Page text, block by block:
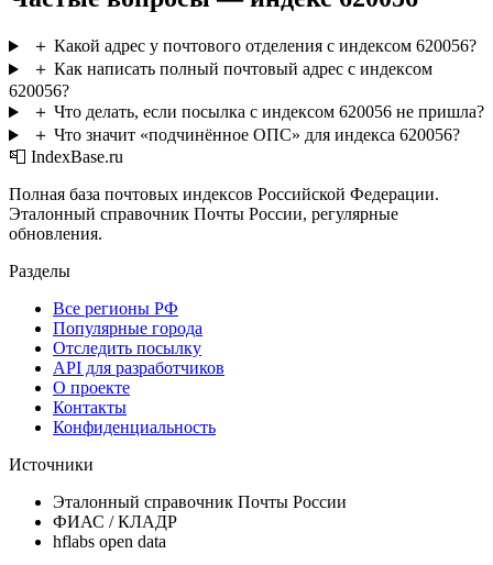
＋ Какой адрес у почтового отделения с индексом 620056?
＋ Как написать полный почтовый адрес с индексом
620056?
＋ Что делать, если посылка с индексом 620056 не пришла?
＋ Что значит «подчинённое ОПС» для индекса 620056?
📮 IndexBase.ru
Полная база почтовых индексов Российской Федерации.
Эталонный справочник Почты России, регулярные
обновления.
Разделы
Все регионы РФ
Популярные города
Отследить посылку
API для разработчиков
О проекте
Контакты
Конфиденциальность
Источники
Эталонный справочник Почты России
ФИАС / КЛАДР
hflabs open data